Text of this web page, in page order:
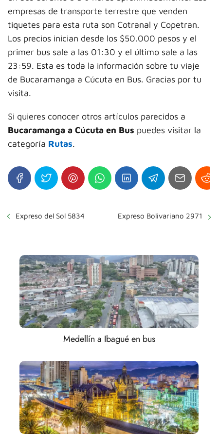
empresas de transporte terrestre que venden
tiquetes para esta ruta son Cotranal y Copetran.
Los precios inician desde los $50.000 pesos y el
primer bus sale a las 01:30 y el último sale a las
23:59. Esta es toda la información sobre tu viaje
de Bucaramanga a Cúcuta en Bus. Gracias por tu
visita.
Si quieres conocer otros artículos parecidos a
Bucaramanga a Cúcuta en Bus puedes visitar la
categoría Rutas.
Expreso del Sol 5834 Expreso Bolivariano 2971
Medellín a Ibagué en bus